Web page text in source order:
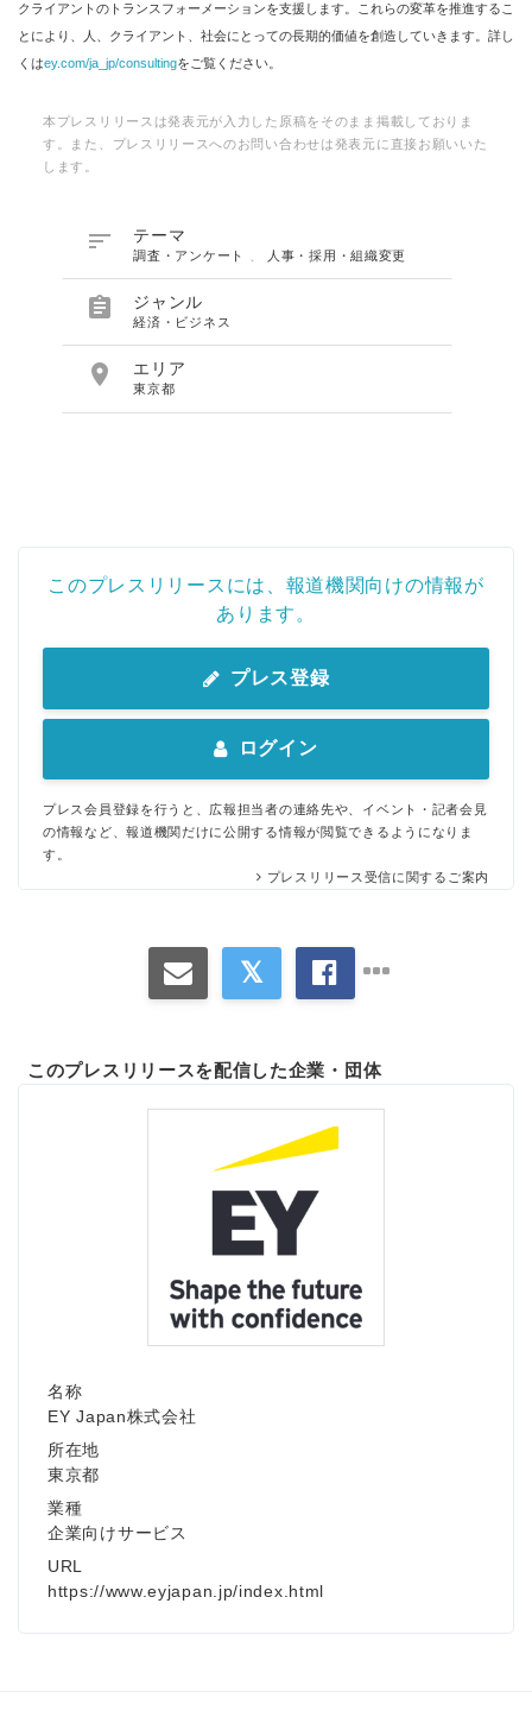
クライアントのトランスフォーメーションを支援します。これらの変革を推進するこ
とにより、人、クライアント、社会にとっての長期的価値を創造していきます。詳し
くはey.com/ja_jp/consultingをご覧ください。
本プレスリリースは発表元が入力した原稿をそのまま掲載しておりま
す。また、プレスリリースへのお問い合わせは発表元に直接お願いいた
します。
 テーマ
調査・アンケート 、 人事・採用・組織変更
 ジャンル
経済・ビジネス
 エリア
東京都
このプレスリリースには、報道機関向けの情報が
あります。
プレス登録
ログイン
プレス会員登録を行うと、広報担当者の連絡先や、イベント・記者会見
の情報など、報道機関だけに公開する情報が閲覧できるようになりま
す。
プレスリリース受信に関するご案内
このプレスリリースを配信した企業・団体
名称
EY Japan株式会社
所在地
東京都
業種
企業向けサービス
URL
https://www.eyjapan.jp/index.html